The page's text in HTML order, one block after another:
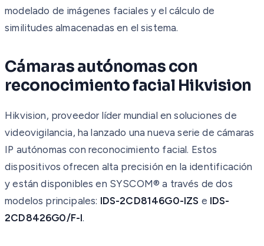
modelado de imágenes faciales y el cálculo de
similitudes almacenadas en el sistema.
Cámaras autónomas con
reconocimiento facial Hikvision
Hikvision, proveedor líder mundial en soluciones de
videovigilancia, ha lanzado una nueva serie de cámaras
IP autónomas con reconocimiento facial. Estos
dispositivos ofrecen alta precisión en la identificación
y están disponibles en SYSCOM® a través de dos
modelos principales: IDS-2CD8146G0-IZS e IDS-
2CD8426G0/F-I.